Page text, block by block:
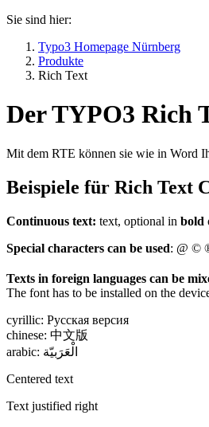
Sie sind hier:
Typo3 Homepage Nürnberg
Produkte
Rich Text
Der TYPO3 Rich
Mit dem RTE können sie wie in Word
Beispiele für Rich Text
Continuous text: text, optional in bold
Special characters can be used: @ ©
Texts in foreign languages can be
The font has to be installed on the
cyrillic: Русская версия
chinese: 中文版
arabic: الْعَرَبيّة
Centered text
Text justified right